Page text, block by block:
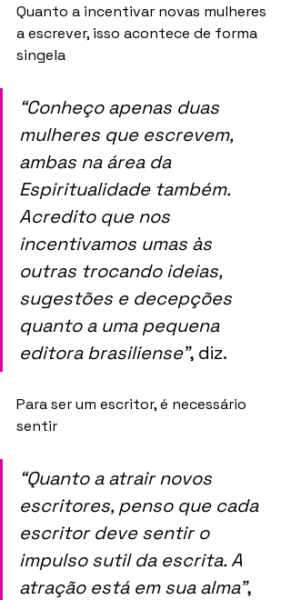
Quanto a incentivar novas mulheres
a escrever, isso acontece de forma
singela
“Conheço apenas duas
mulheres que escrevem,
ambas na área da
Espiritualidade também.
Acredito que nos
incentivamos umas às
outras trocando ideias,
sugestões e decepções
quanto a uma pequena
editora brasiliense”, diz.
Para ser um escritor, é necessário
sentir
“Quanto a atrair novos
escritores, penso que cada
escritor deve sentir o
impulso sutil da escrita. A
atração está em sua alma”,